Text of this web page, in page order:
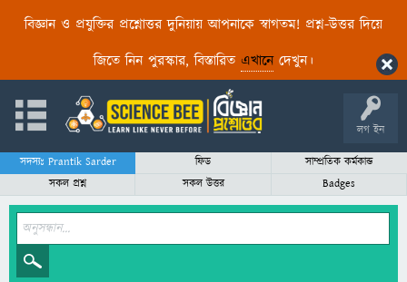
বিজ্ঞান ও প্রযুক্তির প্রশ্নোত্তর দুনিয়ায় আপনাকে স্বাগতম! প্রশ্ন-উত্তর দিয়ে
জিতে নিন পুরস্কার, বিস্তারিত এখানেদেখুন।
লগ ইন
সদস্যঃ Prantik Sarder ফিড
সাম্প্রতিক কর্মকান্ড
সকল প্রশ্ন
সকল উত্তর Badges